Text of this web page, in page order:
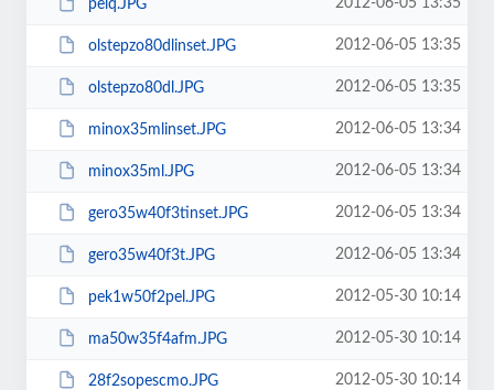
peiq.JPG 2012-06-05 13:35
olstepzo80dlinset.JPG 2012-06-05 13:35
olstepzo80dl.JPG 2012-06-05 13:35
minox35mlinset.JPG 2012-06-05 13:34
minox35ml.JPG 2012-06-05 13:34
gero35w40f3tinset.JPG 2012-06-05 13:34
gero35w40f3t.JPG 2012-06-05 13:34
pek1w50f2pel.JPG 2012-05-30 10:14
ma50w35f4afm.JPG 2012-05-30 10:14
28f2sopescmo.JPG 2012-05-30 10:14